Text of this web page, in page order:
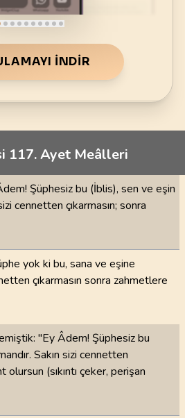
İNDIR
117. Ayet Meâlleri
Şüphesiz bu (İblis), sen ve eşin
cennetten çıkarmasın; sonra
yok ki bu, sana ve eşine
çıkarmasın sonra zahmetlere
"Ey Âdem! Şüphesiz bu
Sakın sizi cennetten
olursun (sıkıntı çeker, perişan